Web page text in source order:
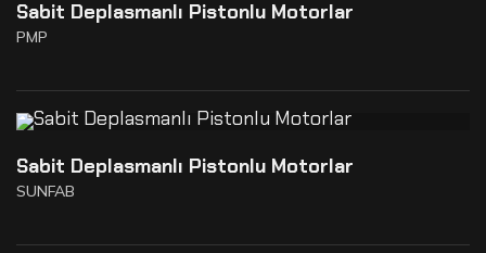
Sabit Deplasmanlı Pistonlu Motorlar
PMP
Sabit Deplasmanlı Pistonlu Motorlar
SUNFAB